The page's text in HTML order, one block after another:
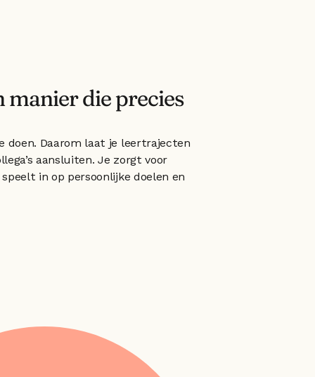
manier die precies
doen. Daarom laat je leertrajecten
aansluiten. Je zorgt voor
in op persoonlijke doelen en